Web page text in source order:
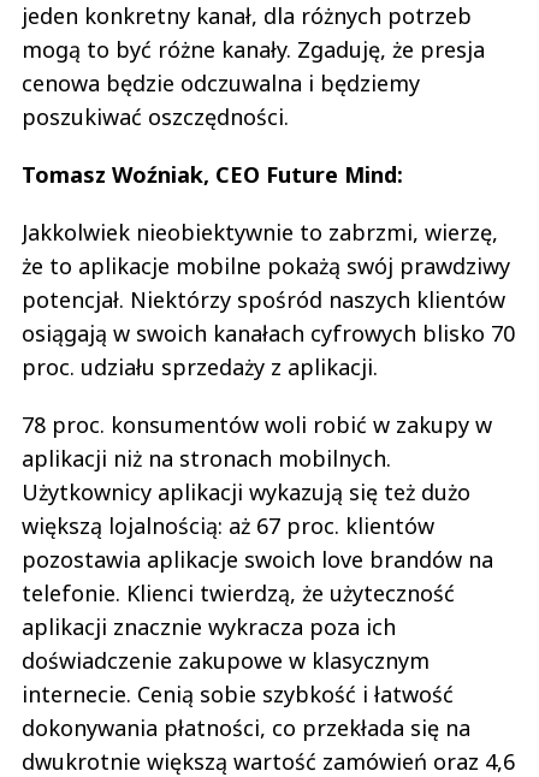
jeden konkretny kanał, dla różnych potrzeb
mogą to być różne kanały. Zgaduję, że presja
cenowa będzie odczuwalna i będziemy
poszukiwać oszczędności.
Tomasz Woźniak, CEO Future Mind:
Jakkolwiek nieobiektywnie to zabrzmi, wierzę,
że to aplikacje mobilne pokażą swój prawdziwy
potencjał. Niektórzy spośród naszych klientów
osiągają w swoich kanałach cyfrowych blisko 70
proc. udziału sprzedaży z aplikacji.
78 proc. konsumentów woli robić w zakupy w
aplikacji niż na stronach mobilnych.
Użytkownicy aplikacji wykazują się też dużo
większą lojalnością: aż 67 proc. klientów
pozostawia aplikacje swoich love brandów na
telefonie. Klienci twierdzą, że użyteczność
aplikacji znacznie wykracza poza ich
doświadczenie zakupowe w klasycznym
internecie. Cenią sobie szybkość i łatwość
dokonywania płatności, co przekłada się na
dwukrotnie większą wartość zamówień oraz 4,6